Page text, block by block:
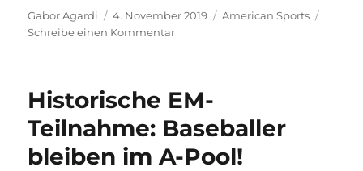
Autor
Gabor Agardi
Veröffentlicht
am
4. November 2019 Kategorien
American Sports
Schreibe einen Kommentarzu
mit
Langlois
Historische EM-
Teilnahme: Baseballer
bleiben im A-Pool!